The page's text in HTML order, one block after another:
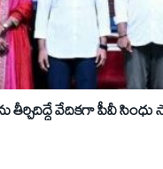
వేదికగా పీవీ సింధు